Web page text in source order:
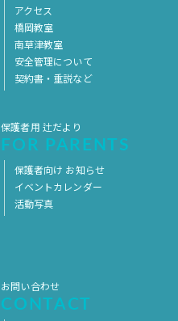
アクセス
橋岡教室
南草津教室
安全管理について
契約書・重説など
保護者用 辻だより
FOR PARENTS
保護者向け お知らせ
イベントカレンダー
活動写真
お問い合わせ
CONTACT